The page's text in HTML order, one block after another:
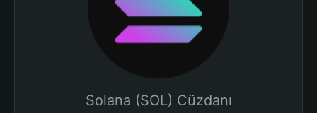
Solana (SOL) Cüzdanı